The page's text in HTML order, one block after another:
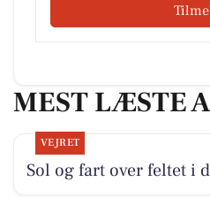
MEST LÆSTE
VEJRET
Sol og fart over feltet i